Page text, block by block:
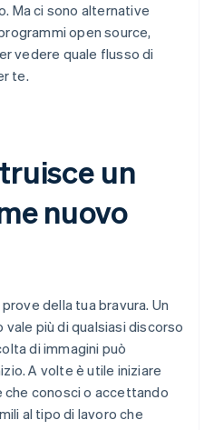
Ma ci sono alternative
open source,
vedere quale flusso di
te.
un
nuovo
della tua bravura. Un
più di qualsiasi discorso
di immagini può
A volte è utile iniziare
conosci o accettando
al tipo di lavoro che